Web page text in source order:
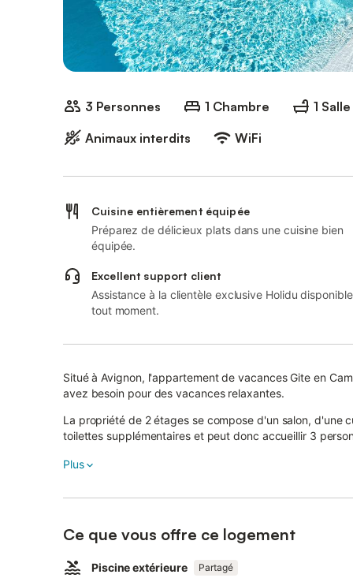
3 Personnes 1 Chambre 1
Animaux interdits
WiFi
Cuisine entièrement équipée
Préparez de délicieux plats dans une cuisine bien
équipée.
Excellent support client
Assistance à la clientèle exclusive Holidu
tout moment.
Situé à Avignon, l'appartement de vacances Gite en
avez besoin pour des vacances relaxantes.
La propriété de 2 étages se compose d'un salon, d'une
toilettes supplémentaires et peut donc accueillir 3
Les équipements supplémentaires comprennent le Wi-
Un lit bébé et une chaise haute sont également
Cette location de vacances comprend une terrasse
Cette propriété offre l'accès à un espace extérieur
Plus
Ce que vous offre ce logement
Piscine extérieure Partagé